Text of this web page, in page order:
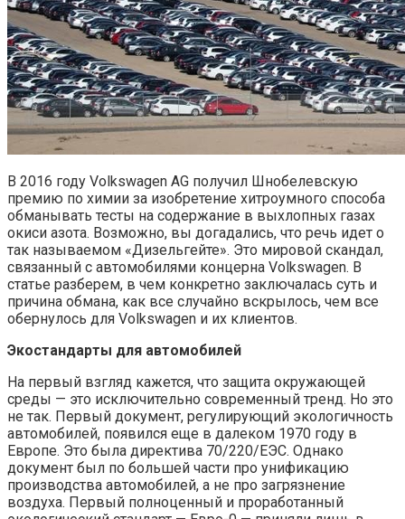
В 2016 году Volkswagen AG получил Шнобелевскую
премию по химии за изобретение хитроумного способа
обманывать тесты на содержание в выхлопных газах
окиси азота. Возможно, вы догадались, что речь идет о
так называемом «Дизельгейте». Это мировой скандал,
связанный с автомобилями концерна Volkswagen. В
статье разберем, в чем конкретно заключалась суть и
причина обмана, как все случайно вскрылось, чем все
обернулось для Volkswagen и их клиентов.
Экостандарты для автомобилей
На первый взгляд кажется, что защита окружающей
среды — это исключительно современный тренд. Но это
не так. Первый документ, регулирующий экологичность
автомобилей, появился еще в далеком 1970 году в
Европе. Это была директива 70/220/ЕЭС. Однако
документ был по большей части про унификацию
производства автомобилей, а не про загрязнение
воздуха. Первый полноценный и проработанный